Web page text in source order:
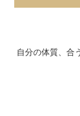
自分の体質、合